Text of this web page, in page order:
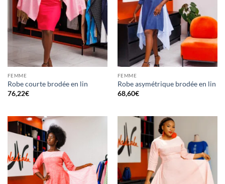
FEMME
Robe courte brodée en lin
76,22€
FEMME
Robe asymétrique brodée en lin
68,60€